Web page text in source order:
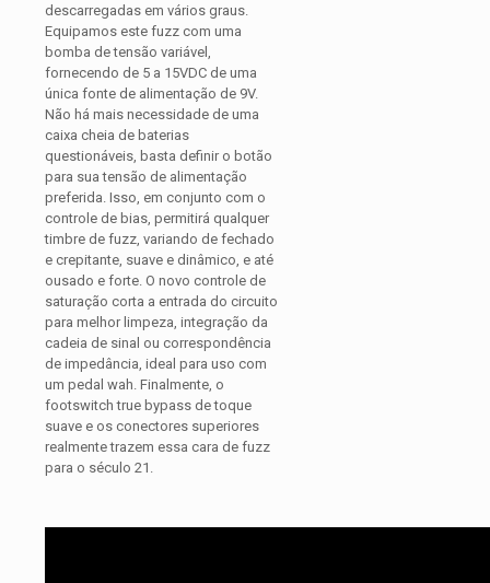
descarregadas em vários graus.
Equipamos este fuzz com uma
bomba de tensão variável,
fornecendo de 5 a 15VDC de uma
única fonte de alimentação de 9V.
Não há mais necessidade de uma
caixa cheia de baterias
questionáveis, basta definir o botão
para sua tensão de alimentação
preferida. Isso, em conjunto com o
controle de bias, permitirá qualquer
timbre de fuzz, variando de fechado
e crepitante, suave e dinâmico, e até
ousado e forte. O novo controle de
saturação corta a entrada do circuito
para melhor limpeza, integração da
cadeia de sinal ou correspondência
de impedância, ideal para uso com
um pedal wah. Finalmente, o
footswitch true bypass de toque
suave e os conectores superiores
realmente trazem essa cara de fuzz
para o século 21.